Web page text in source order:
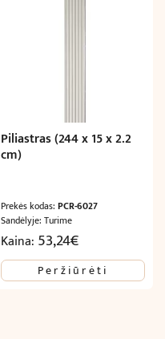
Piliastras (244 x 15 x 2.2
cm)
Prekės kodas:PCR-6027
Sandėlyje: Turime
Kaina: 53,24€
Peržiūrėti